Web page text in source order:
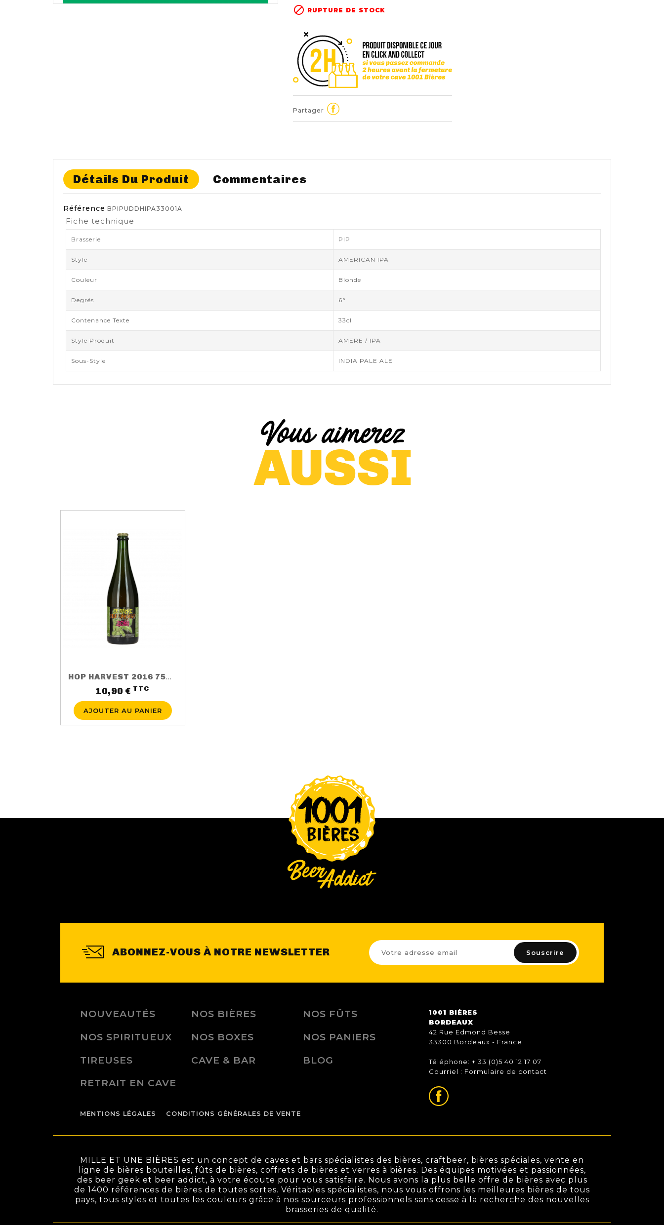
 RUPTURE DE STOCK
Partager
Détails Du Produit Commentaires
Référence BPIPUDDHIPA33001A
Fiche technique
Brasserie PIP
Style AMERICAN IPA
Couleur Blonde
Degrés 6°
Contenance Texte 33cl
Style Produit AMERE / IPA
Sous-Style INDIA PALE ALE
HOP HARVEST 2016 75CL 5.5%
10,90 € TTC
AJOUTER AU PANIER
ABONNEZ-VOUS À NOTRE NEWSLETTER
NOUVEAUTÉS NOS BIÈRES
NOS FÛTS
NOS SPIRITUEUX
NOS BOXES
NOS PANIERS
TIREUSES
CAVE & BAR
BLOG
RETRAIT EN CAVE
1001 BIÈRES
BORDEAUX
42 Rue Edmond Besse
33300 Bordeaux - France
Téléphone: + 33 (0)5 40 12 17 07
Courriel : Formulaire de contact
MENTIONS LÉGALES CONDITIONS GÉNÉRALES DE VENTE
MILLE ET UNE BIÈRES est un concept de caves et bars spécialistes des bières, craftbeer, bières spéciales, vente en
ligne de bières bouteilles, fûts de bières, coffrets de bières et verres à bières. Des équipes motivées et passionnées,
des beer geek et beer addict, à votre écoute pour vous satisfaire. Nous avons la plus belle offre de bières avec plus
de 1400 références de bières de toutes sortes. Véritables spécialistes, nous vous offrons les meilleures bières de tous
pays, tous styles et toutes les couleurs grâce à nos sourceurs professionnels sans cesse à la recherche des nouvelles
brasseries de qualité.